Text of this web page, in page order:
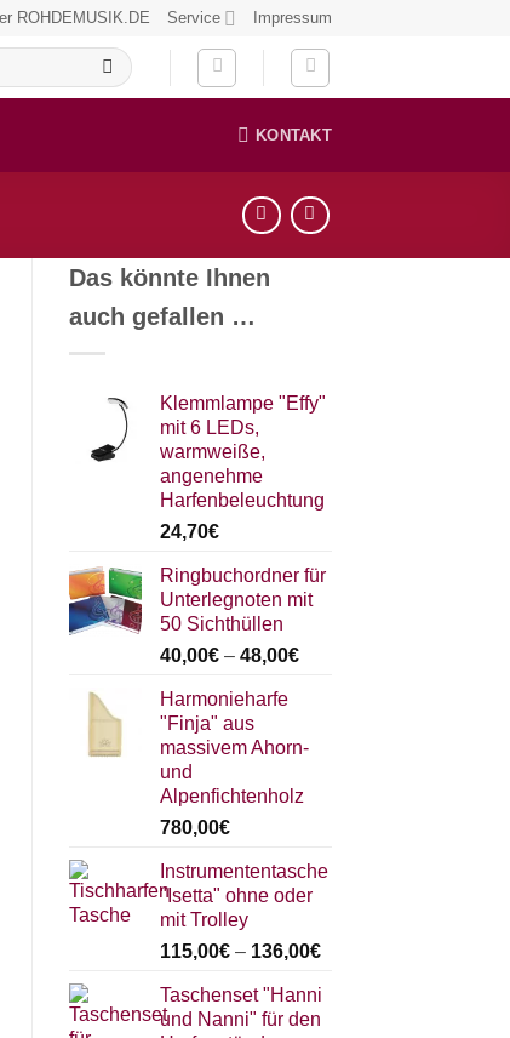
ROHDEMUSIK.DE Service Impressum
KONTAKT
Das könnte Ihnen
auch gefallen …
Klemmlampe "Effy"
mit 6 LEDs,
warmweiße,
angenehme
Harfenbeleuchtung
24,70€
Ringbuchordner für
Unterlegnoten mit
50 Sichthüllen
40,00€– 48,00€
Harmonieharfe
"Finja" aus
massivem Ahorn-
und
Alpenfichtenholz
780,00€
Instrumententasche
"Isetta" ohne oder
mit Trolley
115,00€– 136,00€
Taschenset "Hanni
und Nanni" für den